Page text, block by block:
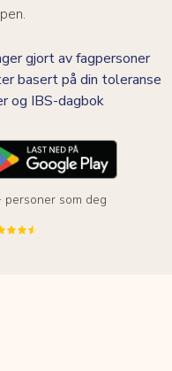
gjort av fagpersoner
basert på din toleranse
og IBS-dagbok
personer som deg